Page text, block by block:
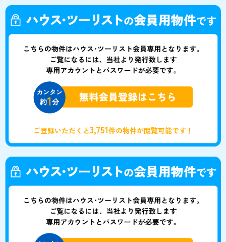
ご登録いただくと3,751件の物件が閲覧可能です！